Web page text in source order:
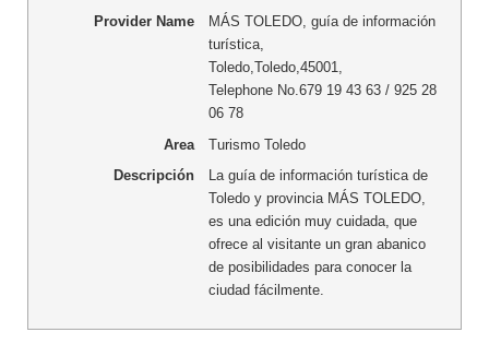
Provider Name
MÁS TOLEDO, guía de información
turística,
Toledo, Toledo, 45001
Telephone No.679 19 43 63 / 925 28
06 78
Area
Turismo Toledo
Descripción
La guía de información turística de
Toledo y provincia MÁS TOLEDO,
es una edición muy cuidada, que
ofrece al visitante un gran abanico
de posibilidades para conocer la
ciudad fácilmente.